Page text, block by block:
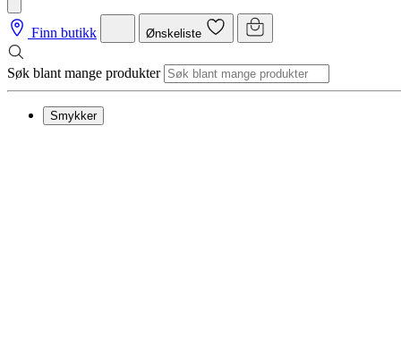
Finn butikk Ønskeliste
Søk blant mange produkter
Smykker